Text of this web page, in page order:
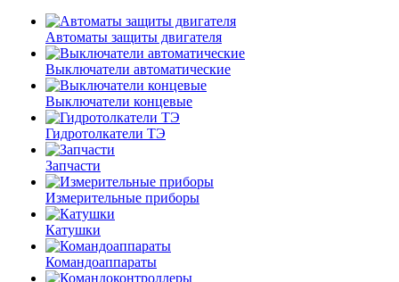
Автоматы защиты двигателя
Выключатели автоматические
Выключатели концевые
Гидротолкатели ТЭ
Запчасти
Измерительные приборы
Катушки
Командоаппараты